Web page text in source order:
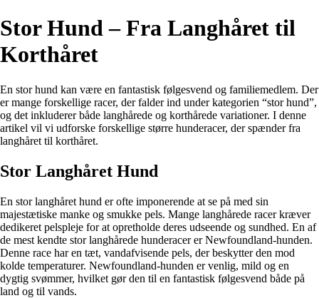
Stor Hund – Fra Langhåret til
Korthåret
En stor hund kan være en fantastisk følgesvend og familiemedlem. Der
er mange forskellige racer, der falder ind under kategorien “stor hund”,
og det inkluderer både langhårede og korthårede variationer. I denne
artikel vil vi udforske forskellige større hunderacer, der spænder fra
langhåret til korthåret.
Stor Langhåret Hund
En stor langhåret hund er ofte imponerende at se på med sin
majestætiske manke og smukke pels. Mange langhårede racer kræver
dedikeret pelspleje for at opretholde deres udseende og sundhed. En af
de mest kendte stor langhårede hunderacer er Newfoundland-hunden.
Denne race har en tæt, vandafvisende pels, der beskytter den mod
kolde temperaturer. Newfoundland-hunden er venlig, mild og en
dygtig svømmer, hvilket gør den til en fantastisk følgesvend både på
land og til vands.